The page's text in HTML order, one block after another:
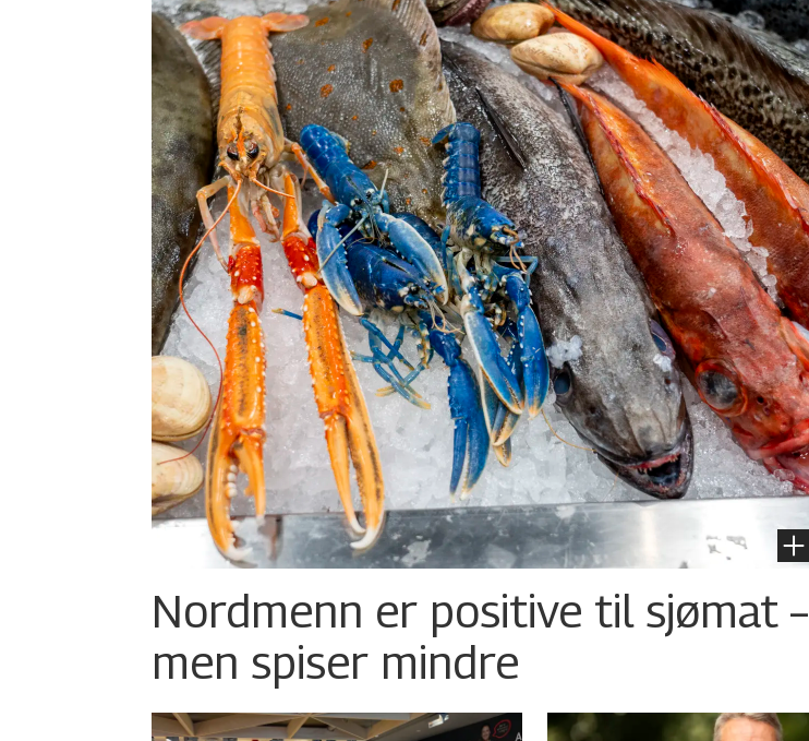
Nordmenn er positive til sjømat –
men spiser mindre